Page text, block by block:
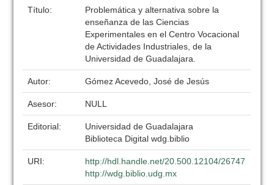
Título:
Problemática y alternativa sobre la
enseñanza de las Ciencias
Experimentales en el Centro Vocacional
de Actividades Industriales, de la
Universidad de Guadalajara.
Autor: Gómez Acevedo, José de Jesús
Asesor: NULL
Editorial:
Universidad de Guadalajara
Biblioteca Digital wdg.biblio
URI:
http://hdl.handle.net/20.500.12104/26747
http://wdg.biblio.udg.mx